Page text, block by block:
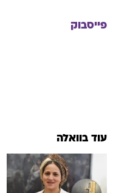
פייסבוק
עוד בוואלה